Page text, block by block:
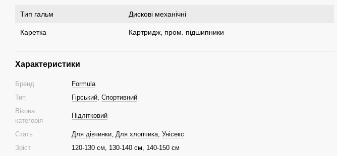
Тип гальм Дискові механічні
Каретка Картридж, пром. підшипники
Характеристики
Бренд
Formula
Тип
Гірський Спортивний
Вікова
категорія
Підлітковий
Стать Для дівчинки Для хлопчика Унісекс
Зріст
120-130 см, 130-140 см, 140-150 см